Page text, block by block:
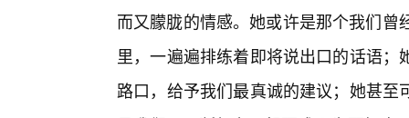
而又朦胧的情感。她或许是那个我们
里，一遍遍排练着即将说出口的话语
路口，给予我们最真诚的建议；她甚